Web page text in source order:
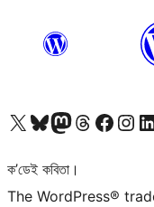
আমাৰ X (আগৰ Twitter) একাউণ্টলৈ যাওকআমাৰ Bluesky একাউণ্টলৈ যাওকআমাৰ Mastodon একাউণ্টলৈ যাওকআমাৰ Threads একাউণ্টলৈ যাওকআমাৰ Facebook পৃষ্ঠালৈ যাওকআমাৰ Instagram একাউণ্টলৈ যাওক
আমাৰ
ক’ডেই কবিতা।
The WordPress®